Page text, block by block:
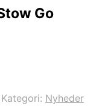
Go
Kategori: Nyheder